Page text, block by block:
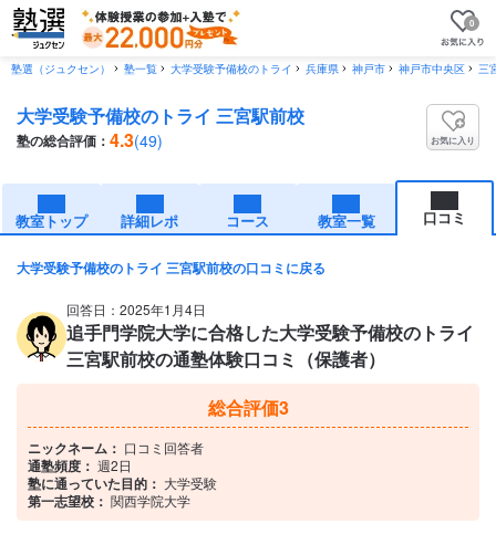
0
塾選（ジュクセン） 塾一覧 大学受験予備校のトライ 兵庫県 神戸市 神戸市中央区 三
大学受験予備校のトライ 三宮駅前校
塾の総合評価： 4.3(49) お気に入り
教室トップ 詳細レポ コース 教室一覧 口コミ
大学受験予備校のトライ 三宮駅前校の口コミに戻る
回答日：2025年1月4日
追手門学院大学に合格した大学受験予備校のトライ
三宮駅前校の通塾体験口コミ（保護者）
総合評価3
ニックネーム： 口コミ回答者
通塾頻度： 週2日
塾に通っていた目的： 大学受験
第一志望校： 関西学院大学